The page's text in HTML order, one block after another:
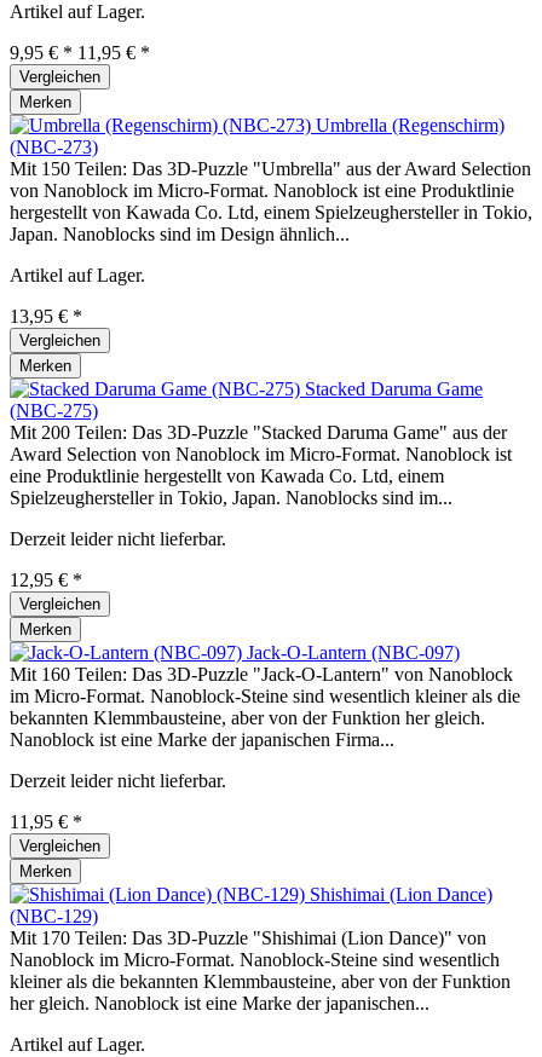
Artikel auf Lager.
9,95 € * 11,95 € *
Vergleichen
Merken
Umbrella (Regenschirm)
(NBC-273)
Mit 150 Teilen: Das 3D-Puzzle "Umbrella" aus der Award Selection
von Nanoblock im Micro-Format. Nanoblock ist eine Produktlinie
hergestellt von Kawada Co. Ltd, einem Spielzeughersteller in Tokio,
Japan. Nanoblocks sind im Design ähnlich...
Artikel auf Lager.
13,95 € *
Vergleichen
Merken
Stacked Daruma Game
(NBC-275)
Mit 200 Teilen: Das 3D-Puzzle "Stacked Daruma Game" aus der
Award Selection von Nanoblock im Micro-Format. Nanoblock ist
eine Produktlinie hergestellt von Kawada Co. Ltd, einem
Spielzeughersteller in Tokio, Japan. Nanoblocks sind im...
Derzeit leider nicht lieferbar.
12,95 € *
Vergleichen
Merken
Jack-O-Lantern (NBC-097)
Mit 160 Teilen: Das 3D-Puzzle "Jack-O-Lantern" von Nanoblock
im Micro-Format. Nanoblock-Steine sind wesentlich kleiner als die
bekannten Klemmbausteine, aber von der Funktion her gleich.
Nanoblock ist eine Marke der japanischen Firma...
Derzeit leider nicht lieferbar.
11,95 € *
Vergleichen
Merken
Shishimai (Lion Dance)
(NBC-129)
Mit 170 Teilen: Das 3D-Puzzle "Shishimai (Lion Dance)" von
Nanoblock im Micro-Format. Nanoblock-Steine sind wesentlich
kleiner als die bekannten Klemmbausteine, aber von der Funktion
her gleich. Nanoblock ist eine Marke der japanischen...
Artikel auf Lager.